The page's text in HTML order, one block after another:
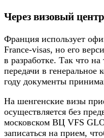
Через визовый центр
Франция использует
France-visas, но его
в разработке. Так что
передачи в генеральное
году документы
На шенгенские визы
осуществляется без
московском ВЦ VFS
записаться на прием,